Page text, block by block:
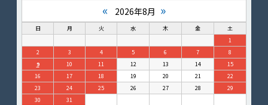
« 2026年8月 »
日 月 火 水 木 金
土
1
2
3 4 5 6 7
8
9
10 11 12 13 14
15
16
17 18 19 20 21
22
23
24 25 26 27 28
29
30
31